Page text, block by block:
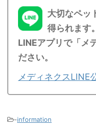
大切なペッ
得られます。
LINEアプリで「メ
ださい。
メディネクスLINE
-information